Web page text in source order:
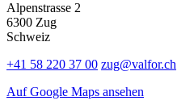
Alpenstrasse 2
6300 Zug
Schweiz
+41 58 220 37 00 zug@valfor.ch
Auf Google Maps ansehen